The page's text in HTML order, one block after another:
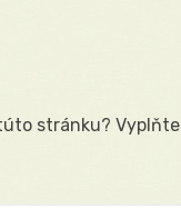
stránku? Vyplňte